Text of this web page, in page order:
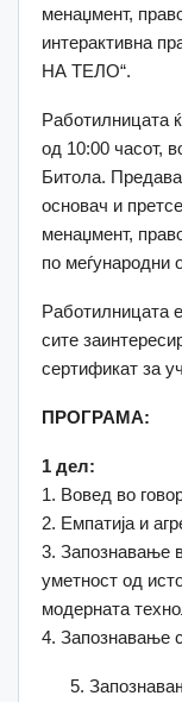
менаџмент,
интерактивна
НА ТЕЛО“.
Работилницата
од 10:00 часот,
Битола.
основач и
менаџмент,
по меѓународни
Работилницата
сите
сертификат за
ПРОГРАМА:
1 дел:
1. Вовед во
2. Емпатија и
3. Запознавање
уметност од
модерната
4. Запознавање